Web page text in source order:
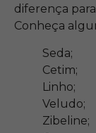
diferença
Conheça
Seda;
Cetim;
Linho;
Veludo;
Zibeline;